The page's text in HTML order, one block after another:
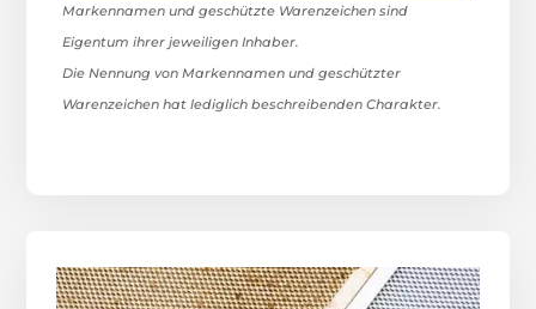
Markennamen und geschützte Warenzeichen sind
Eigentum ihrer jeweiligen Inhaber.
Die Nennung von Markennamen und geschützter
Warenzeichen hat lediglich beschreibenden Charakter.